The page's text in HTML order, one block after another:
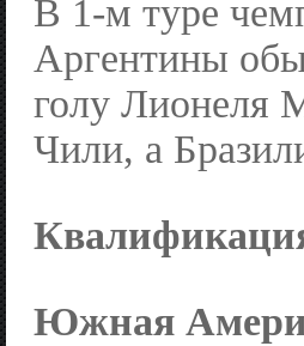
В 1-м туре
Аргентины
голу Лионеля
Чили, а
Южная